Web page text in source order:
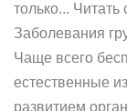
только...
Заболевания
Чаще всего
естественные
развитием